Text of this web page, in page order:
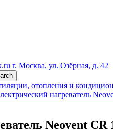
г. Москва, ул. Озёрная, д. 42
отопления и
нагреватель
Neovent CR